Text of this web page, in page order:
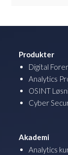
Produkter
Digital
Analytics
OSINT
Cyber
Akademi
Analytics